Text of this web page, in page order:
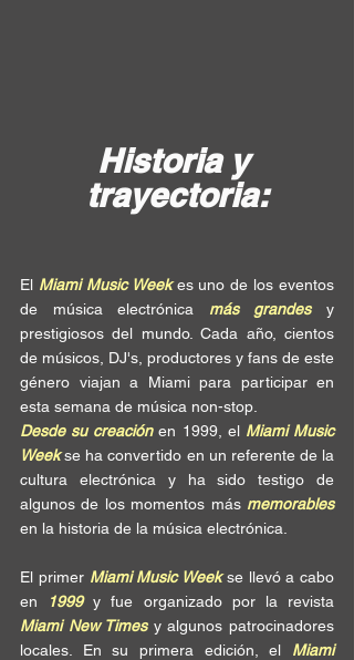
Historia y
trayectoria:
El Miami Music Week es uno de los eventos
de música electrónica más grandes y
prestigiosos del mundo. Cada año, cientos
de músicos, DJ's, productores y fans de este
género viajan a Miami para participar en
esta semana de música non-stop.
Desde su creación en 1999, el Miami Music
Week se ha convertido en un referente de la
cultura electrónica y ha sido testigo de
algunos de los momentos más memorables
en la historia de la música electrónica.
El primer Miami Music Week se llevó a cabo
en
1999
Miami New Times y algunos patrocinadores
locales. En su primera edición, el Miami